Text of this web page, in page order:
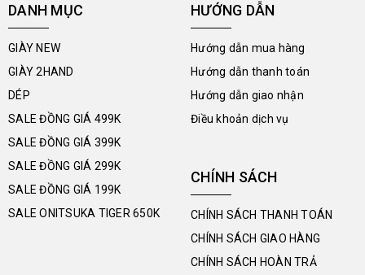
DANH MỤC
GIÀY NEW
GIÀY 2HAND
DÉP
SALE ĐỒNG GIÁ 499K
SALE ĐỒNG GIÁ 399K
SALE ĐỒNG GIÁ 299K
SALE ĐỒNG GIÁ 199K
SALE ONITSUKA TIGER 650K
HƯỚNG DẪN
Hướng dẫn mua hàng
Hướng dẫn thanh toán
Hướng dẫn giao nhận
Điều khoản dịch vụ
CHÍNH SÁCH
CHÍNH SÁCH THANH TOÁN
CHÍNH SÁCH GIAO HÀNG
CHÍNH SÁCH HOÀN TRẢ